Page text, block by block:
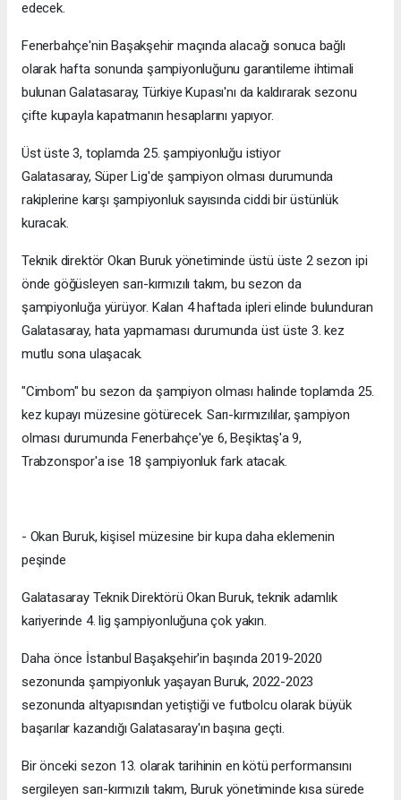
edecek.
Fenerbahçe'nin Başakşehir maçında alacağı sonuca bağlı
olarak hafta sonunda şampiyonluğunu garantileme ihtimali
bulunan Galatasaray, Türkiye Kupası'nı da kaldırarak sezonu
çifte kupayla kapatmanın hesaplarını yapıyor.
Üst üste 3, toplamda 25. şampiyonluğu istiyor
Galatasaray, Süper Lig'de şampiyon olması durumunda
rakiplerine karşı şampiyonluk sayısında ciddi bir üstünlük
kuracak.
Teknik direktör Okan Buruk yönetiminde üstü üste 2 sezon ipi
önde göğüsleyen sarı-kırmızılı takım, bu sezon da
şampiyonluğa yürüyor. Kalan 4 haftada ipleri elinde bulunduran
Galatasaray, hata yapmaması durumunda üst üste 3. kez
mutlu sona ulaşacak.
"Cimbom" bu sezon da şampiyon olması halinde toplamda 25.
kez kupayı müzesine götürecek. Sarı-kırmızılılar, şampiyon
olması durumunda Fenerbahçe'ye 6, Beşiktaş'a 9,
Trabzonspor'a ise 18 şampiyonluk fark atacak.
- Okan Buruk, kişisel müzesine bir kupa daha eklemenin
peşinde
Galatasaray Teknik Direktörü Okan Buruk, teknik adamlık
kariyerinde 4. lig şampiyonluğuna çok yakın.
Daha önce İstanbul Başakşehir'in başında 2019-2020
sezonunda şampiyonluk yaşayan Buruk, 2022-2023
sezonunda altyapısından yetiştiği ve futbolcu olarak büyük
başarılar kazandığı Galatasaray'ın başına geçti.
Bir önceki sezon 13. olarak tarihinin en kötü performansını
sergileyen sarı-kırmızılı takım, Buruk yönetiminde kısa sürede